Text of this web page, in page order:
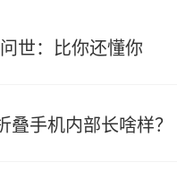
世：比你还懂你
叠手机内部长啥样？